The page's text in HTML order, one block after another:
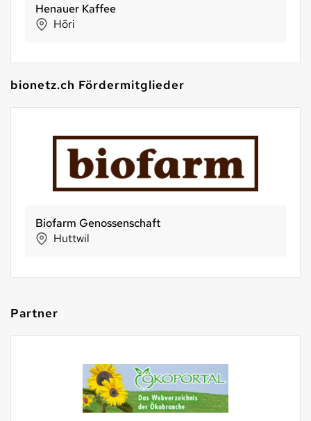
Henauer Kaffee
Höri
bionetz.ch Fördermitglieder
Biofarm Genossenschaft
Huttwil
Partner